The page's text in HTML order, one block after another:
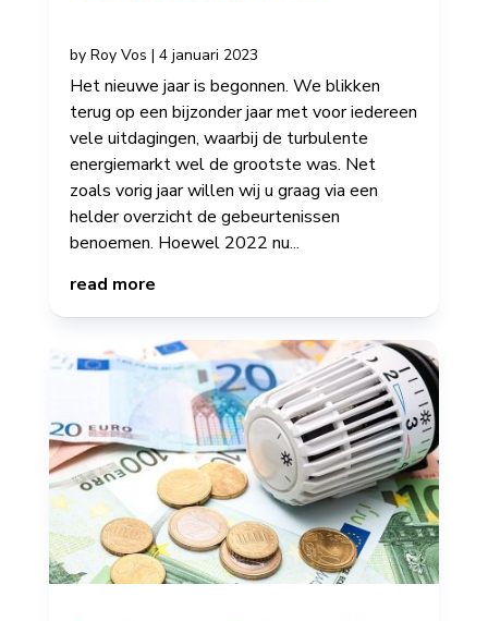
by Roy Vos | 4 januari 2023
Het nieuwe jaar is begonnen. We blikken
terug op een bijzonder jaar met voor iedereen
vele uitdagingen, waarbij de turbulente
energiemarkt wel de grootste was. Net
zoals vorig jaar willen wij u graag via een
helder overzicht de gebeurtenissen
benoemen. Hoewel 2022 nu...
read more